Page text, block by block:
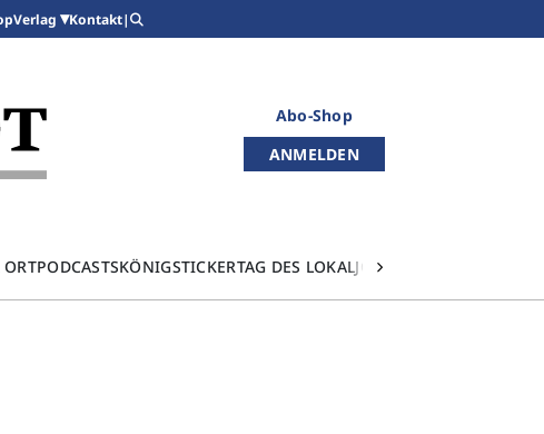
Verlag Kontakt|
Abo-Shop
ANMELDEN
PODCASTSKÖNIGSTICKERTAG DES LOKALJOURNALISMUS